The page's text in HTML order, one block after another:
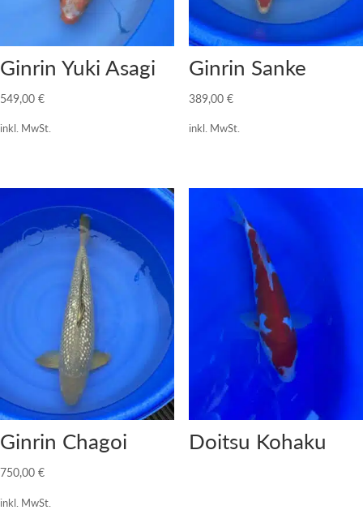
Ginrin Yuki Asagi
549,00 €
inkl. MwSt.
Ginrin Sanke
389,00 €
inkl. MwSt.
Ginrin Chagoi
750,00 €
inkl. MwSt.
Doitsu Kohaku